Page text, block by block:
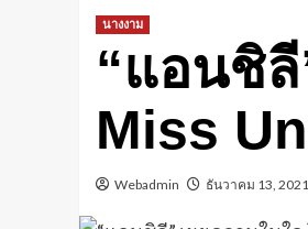
นางงาม
“แอนชิลี
Miss
Webadmin ธันวาคม 13, 2021